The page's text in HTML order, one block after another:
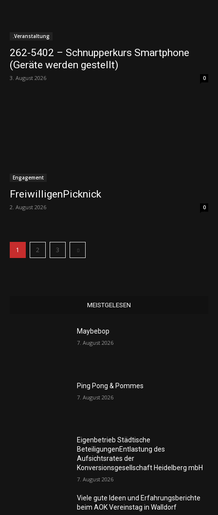
.Veranstaltung
262-5402 – Schnupperkurs Smartphone
(Geräte werden gestellt)
3. August 2026 0
Engagement
FreiwilligenPicknick
2. August 2026 0
1 2 3
MEISTGELESEN
Maybebop
7. August 2026
Ping Pong & Pommes
7. August 2026
Eigenbetrieb Städtische
BeteiligungenEntlastung des
Aufsichtsrates der
Konversionsgesellschaft Heidelberg mbH
7. August 2026
Viele gute Ideen und Erfahrungsberichte
beim AOK Vereinstag in Walldorf